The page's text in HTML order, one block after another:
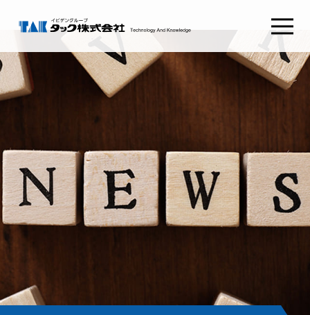
タックSecurePlatform
ABOUT TAK
わたしたちの想い
経営理念
沿革
CSRとSDGs
イビデンウェイ
グループ会社
お役立ち情報
採用情報
RECRUIT
お問い合わせ